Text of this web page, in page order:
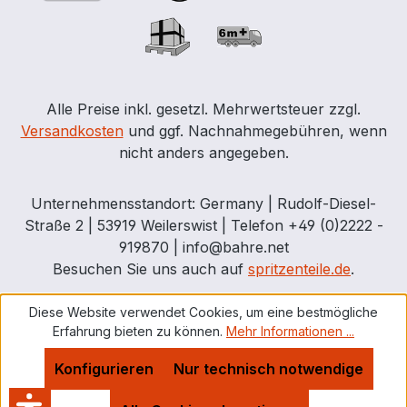
Alle Preise inkl. gesetzl. Mehrwertsteuer zzgl.
Versandkostenund ggf. Nachnahmegebühren, wenn
nicht anders angegeben.
Unternehmensstandort: Germany | Rudolf-Diesel-
Straße 2 | 53919 Weilerswist | Telefon +49 (0)2222 -
919870 | info@bahre.net
Besuchen Sie uns auch auf spritzenteile.de.
Diese Website verwendet Cookies, um eine bestmögliche
Erfahrung bieten zu können. Mehr Informationen ...
Nur technisch notwendige
Konfigurieren